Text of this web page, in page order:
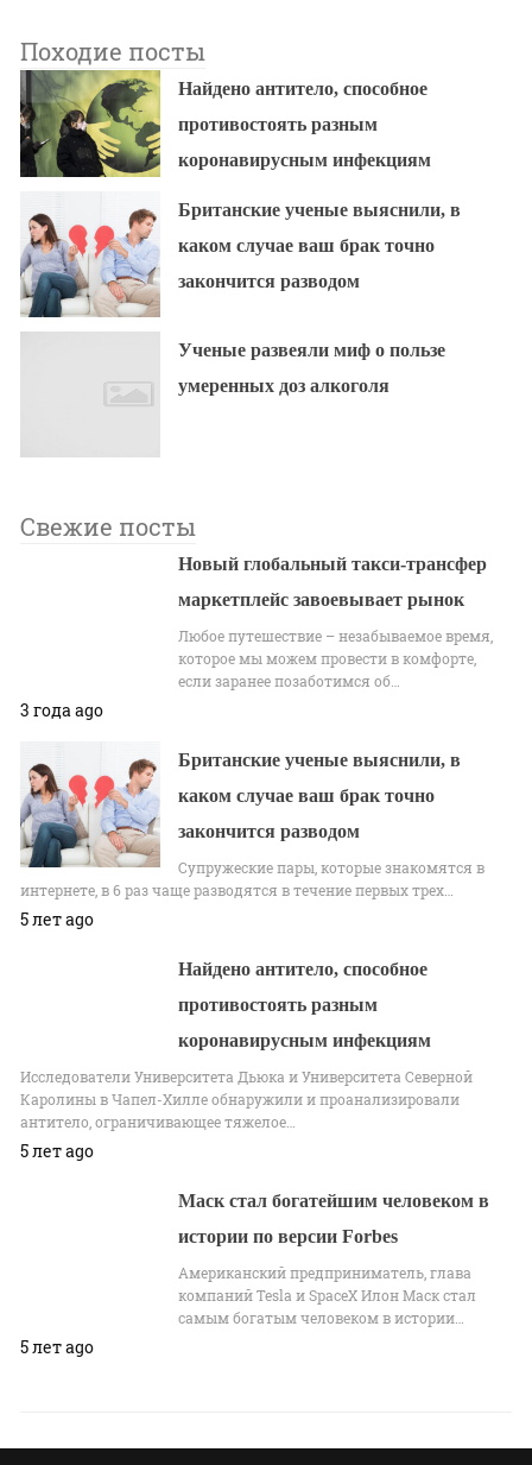
Походие посты
Найдено антитело, способное
противостоять разным
коронавирусным инфекциям
Британские ученые выяснили, в
каком случае ваш брак точно
закончится разводом
Ученые развеяли миф о пользе
умеренных доз алкоголя
Свежие посты
Новый глобальный такси-трансфер
маркетплейс завоевывает рынок
Любое путешествие – незабываемое время,
которое мы можем провести в комфорте,
если заранее позаботимся об…
3 года ago
Британские ученые выяснили, в
каком случае ваш брак точно
закончится разводом
Супружеские пары, которые знакомятся в
интернете, в 6 раз чаще разводятся в течение первых трех…
5 лет ago
Найдено антитело, способное
противостоять разным
коронавирусным инфекциям
Исследователи Университета Дьюка и Университета Северной
Каролины в Чапел-Хилле обнаружили и проанализировали
антитело, ограничивающее тяжелое…
5 лет ago
Маск стал богатейшим человеком в
истории по версии Forbes
Американский предприниматель, глава
компаний Tesla и SpaceX Илон Маск стал
самым богатым человеком в истории…
5 лет ago